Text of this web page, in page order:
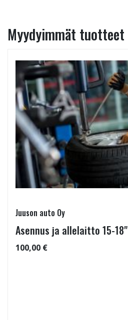
Myydyimmät tuotteet
Juuson auto Oy
Asennus ja allelaitto 15-18"
100,00 €